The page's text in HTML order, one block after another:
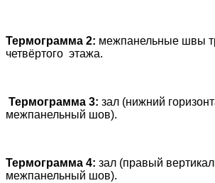
Термограмма 2: межпанельные швы
четвёртого этажа.
Термограмма 3: зал (нижний
межпанельный шов).
Термограмма 4: зал (правый
межпанельный шов).